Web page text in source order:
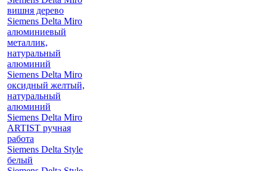
вишня дерево
Siemens Delta Miro
алюминиевый
металлик,
натуральный
алюминий
Siemens Delta Miro
оксидный желтый,
натуральный
алюминий
Siemens Delta Miro
ARTIST ручная
работа
Siemens Delta Style
белый